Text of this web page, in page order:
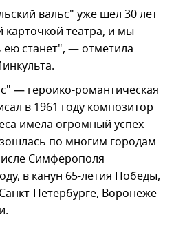
вальс" уже шел 30 лет
театра, и мы
ею станет", — отметила
— героико-романтическая
в 1961 году композитор
имела огромный успех
по многим городам
Симферополя
в канун 65-летия Победы,
Петербурге, Воронеже